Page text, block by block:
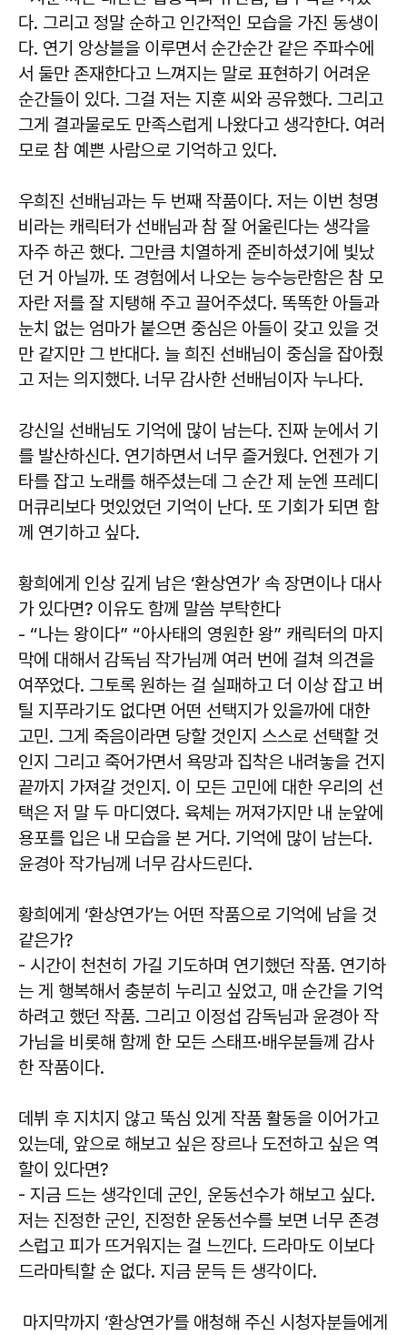
다. 그리고 정말 순하고 인간적인 모습을 가진 동생이
다. 연기 앙상블을 이루면서 순간순간 같은 주파수에
서 둘만 존재한다고 느껴지는 말로 표현하기 어려운
순간들이 있다. 그걸 저는 지훈 씨와 공유했다. 그리고
그게 결과물로도 만족스럽게 나왔다고 생각한다. 여러
모로 참 예쁜 사람으로 기억하고 있다.
우희진 선배님과는 두 번째 작품이다. 저는 이번 청명
비라는 캐릭터가 선배님과 참 잘 어울린다는 생각을
자주 하곤 했다. 그만큼 치열하게 준비하셨기에 빛났
던 거 아닐까. 또 경험에서 나오는 능수능란함은 참 모
자란 저를 잘 지탱해 주고 끌어주셨다. 똑똑한 아들과
눈치 없는 엄마가 붙으면 중심은 아들이 갖고 있을 것
만 같지만 그 반대다. 늘 희진 선배님이 중심을 잡아줬
고 저는 의지했다. 너무 감사한 선배님이자 누나다.
강신일 선배님도 기억에 많이 남는다. 진짜 눈에서 기
를 발산하신다. 연기하면서 너무 즐거웠다. 언젠가 기
타를 잡고 노래를 해주셨는데 그 순간 제 눈엔 프레디
머큐리보다 멋있었던 기억이 난다. 또 기회가 되면 함
께 연기하고 싶다.
황희에게 인상 깊게 남은 ‘환상연가’ 속 장면이나 대사
가 있다면? 이유도 함께 말씀 부탁한다
- “나는 왕이다” “아사태의 영원한 왕” 캐릭터의 마지
막에 대해서 감독님 작가님께 여러 번에 걸쳐 의견을
여쭈었다. 그토록 원하는 걸 실패하고 더 이상 잡고 버
틸 지푸라기도 없다면 어떤 선택지가 있을까에 대한
고민. 그게 죽음이라면 당할 것인지 스스로 선택할 것
인지 그리고 죽어가면서 욕망과 집착은 내려놓을 건지
끝까지 가져갈 것인지. 이 모든 고민에 대한 우리의 선
택은 저 말 두 마디였다. 육체는 꺼져가지만 내 눈앞에
용포를 입은 내 모습을 본 거다. 기억에 많이 남는다.
윤경아 작가님께 너무 감사드린다.
황희에게 ‘환상연가’는 어떤 작품으로 기억에 남을 것
같은가?
- 시간이 천천히 가길 기도하며 연기했던 작품. 연기하
는 게 행복해서 충분히 누리고 싶었고, 매 순간을 기억
하려고 했던 작품. 그리고 이정섭 감독님과 윤경아 작
가님을 비롯해 함께 한 모든 스태프·배우분들께 감사
한 작품이다.
데뷔 후 지치지 않고 뚝심 있게 작품 활동을 이어가고
있는데, 앞으로 해보고 싶은 장르나 도전하고 싶은 역
할이 있다면?
- 지금 드는 생각인데 군인, 운동선수가 해보고 싶다.
저는 진정한 군인, 진정한 운동선수를 보면 너무 존경
스럽고 피가 뜨거워지는 걸 느낀다. 드라마도 이보다
드라마틱할 순 없다. 지금 문득 든 생각이다.
마지막까지 ‘환상연가’를 애청해 주신 시청자분들에게